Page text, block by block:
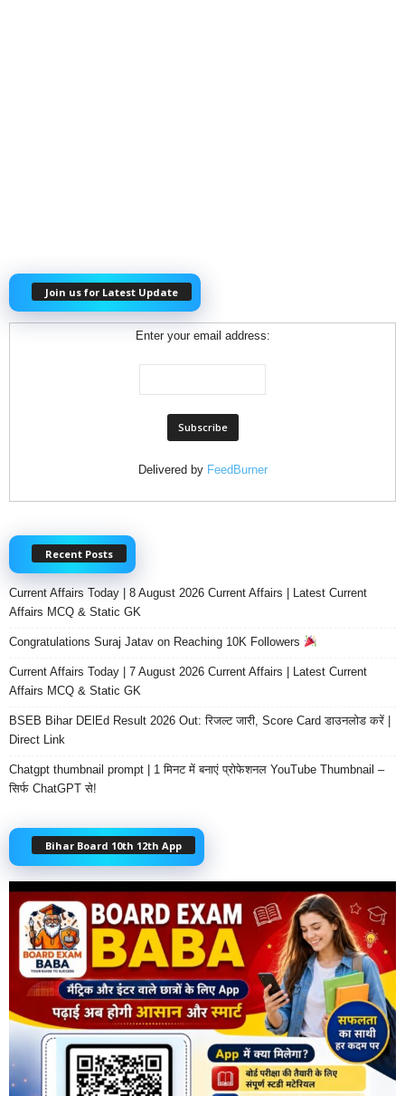
Join us for Latest Update
Enter your email address:
Delivered by FeedBurner
Recent Posts
Current Affairs Today | 8 August 2026 Current Affairs | Latest Current
Affairs MCQ & Static GK
Congratulations Suraj Jatav on Reaching 10K Followers
Current Affairs Today | 7 August 2026 Current Affairs | Latest Current
Affairs MCQ & Static GK
BSEB Bihar DElEd Result 2026 Out: रिजल्ट जारी, Score Card डाउनलोड करें |
Direct Link
Chatgpt thumbnail prompt | 1 मिनट में बनाएं प्रोफेशनल YouTube Thumbnail –
सिर्फ ChatGPT से!
Bihar Board 10th 12th App